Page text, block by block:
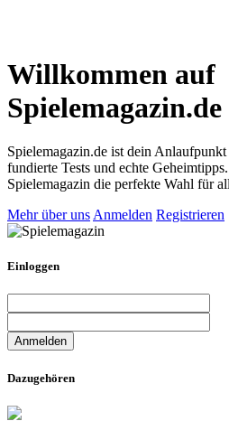
Willkommen auf
Spielemagazin.de
Spielemagazin.de ist dein
fundierte Tests und echte
Spielemagazin die perfekte Wahl für
Mehr über uns Anmelden Registrieren
Einloggen
Dazugehören